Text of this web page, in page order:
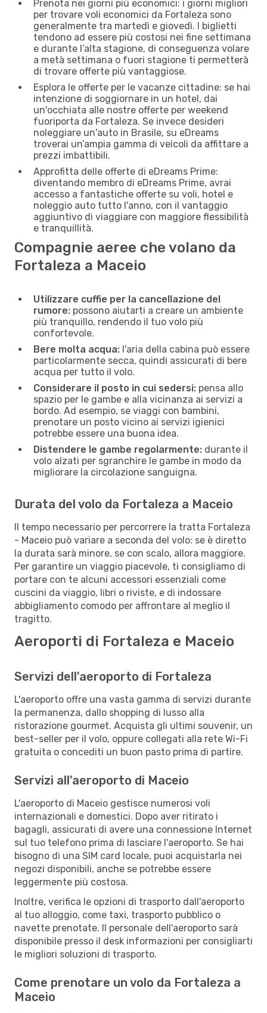
Prenota nei giorni più economici: i giorni migliori
per trovare voli economici da Fortaleza sono
generalmente tra martedì e giovedì. I biglietti
tendono ad essere più costosi nei fine settimana
e durante l’alta stagione, di conseguenza volare
a metà settimana o fuori stagione ti permetterà
di trovare offerte più vantaggiose.
Esplora le offerte per le vacanze cittadine: se hai
intenzione di soggiornare in un hotel, dai
un'occhiata alle nostre offerte per weekend
fuoriporta da Fortaleza. Se invece desideri
noleggiare un'auto in Brasile, su eDreams
troverai un’ampia gamma di veicoli da affittare a
prezzi imbattibili.
Approfitta delle offerte di eDreams Prime:
diventando membro di eDreams Prime, avrai
accesso a fantastiche offerte su voli, hotel e
noleggio auto tutto l'anno, con il vantaggio
aggiuntivo di viaggiare con maggiore flessibilità
e tranquillità.
Compagnie aeree che volano da
Fortaleza a Maceio
Utilizzare cuffie per la cancellazione del
rumore: possono aiutarti a creare un ambiente
più tranquillo, rendendo il tuo volo più
confortevole.
Bere molta acqua: l'aria della cabina può essere
particolarmente secca, quindi assicurati di bere
acqua per tutto il volo.
Considerare il posto in cui sedersi: pensa allo
spazio per le gambe e alla vicinanza ai servizi a
bordo. Ad esempio, se viaggi con bambini,
prenotare un posto vicino ai servizi igienici
potrebbe essere una buona idea.
Distendere le gambe regolarmente: durante il
volo alzati per sgranchire le gambe in modo da
migliorare la circolazione sanguigna.
Durata del volo da Fortaleza a Maceio
Il tempo necessario per percorrere la tratta Fortaleza
- Maceio può variare a seconda del volo: se è diretto
la durata sarà minore, se con scalo, allora maggiore.
Per garantire un viaggio piacevole, ti consigliamo di
portare con te alcuni accessori essenziali come
cuscini da viaggio, libri o riviste, e di indossare
abbigliamento comodo per affrontare al meglio il
tragitto.
Aeroporti di Fortaleza e Maceio
Servizi dell'aeroporto di Fortaleza
L'aeroporto offre una vasta gamma di servizi durante
la permanenza, dallo shopping di lusso alla
ristorazione gourmet. Acquista gli ultimi souvenir, un
best-seller per il volo, oppure collegati alla rete Wi-Fi
gratuita o concediti un buon pasto prima di partire.
Servizi all'aeroporto di Maceio
L'aeroporto di Maceio gestisce numerosi voli
internazionali e domestici. Dopo aver ritirato i
bagagli, assicurati di avere una connessione Internet
sul tuo telefono prima di lasciare l'aeroporto. Se hai
bisogno di una SIM card locale, puoi acquistarla nei
negozi disponibili, anche se potrebbe essere
leggermente più costosa.
Inoltre, verifica le opzioni di trasporto dall'aeroporto
al tuo alloggio, come taxi, trasporto pubblico o
navette prenotate. Il personale dell'aeroporto sarà
disponibile presso il desk informazioni per consigliarti
le migliori soluzioni di trasporto.
Come prenotare un volo da Fortaleza a
Maceio